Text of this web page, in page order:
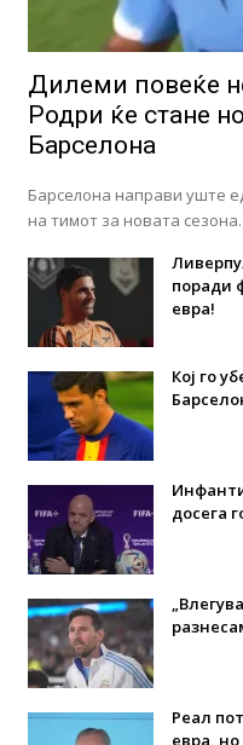
Дилеми повеќе
Родри ќе стане
Барселона
Барселона направи уште
на тимот за новата
поради
евра!
Кој го
досега
Реал
евра,